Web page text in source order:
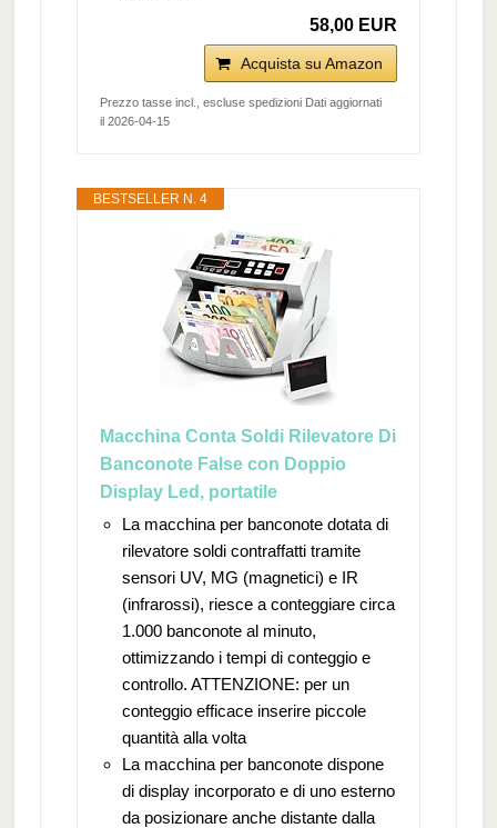
58,00 EUR
Acquista su Amazon
Prezzo tasse incl., escluse spedizioni Dati aggiornati
il 2026-04-15
BESTSELLER N. 4
Macchina Conta Soldi Rilevatore Di
Banconote False con Doppio
Display Led, portatile
La macchina per banconote dotata di
rilevatore soldi contraffatti tramite
sensori UV, MG (magnetici) e IR
(infrarossi), riesce a conteggiare circa
1.000 banconote al minuto,
ottimizzando i tempi di conteggio e
controllo. ATTENZIONE: per un
conteggio efficace inserire piccole
quantità alla volta
La macchina per banconote dispone
di display incorporato e di uno esterno
da posizionare anche distante dalla